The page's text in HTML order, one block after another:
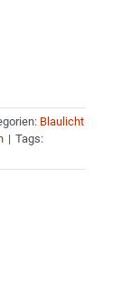
Blaulicht
| Tags: